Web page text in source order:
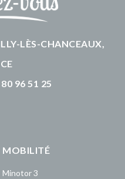
LÈS-CHANCEAUX,
96 51 25
MOBILITÉ
Minotor 3